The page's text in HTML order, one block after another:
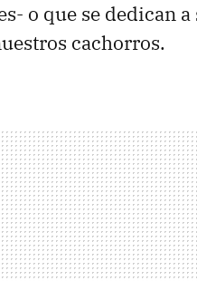
o que se dedican
cachorros.